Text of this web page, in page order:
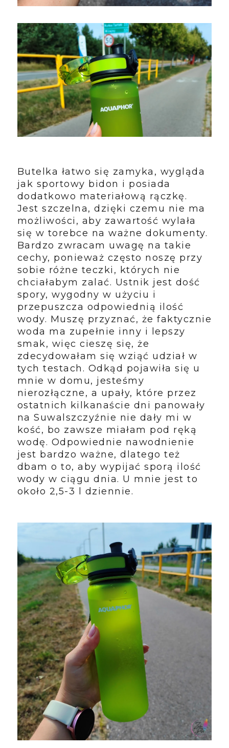
Butelka łatwo się zamyka, wygląda
jak sportowy bidon i posiada
dodatkowo materiałową rączkę.
Jest szczelna, dzięki czemu nie ma
możliwości, aby zawartość wylała
się w torebce na ważne dokumenty.
Bardzo zwracam uwagę na takie
cechy, ponieważ często noszę przy
sobie różne teczki, których nie
chciałabym zalać. Ustnik jest dość
spory, wygodny w użyciu i
przepuszcza odpowiednią ilość
wody. Muszę przyznać, że faktycznie
woda ma zupełnie inny i lepszy
smak, więc cieszę się, że
zdecydowałam się wziąć udział w
tych testach. Odkąd pojawiła się u
mnie w domu, jesteśmy
nierozłączne, a upały, które przez
ostatnich kilkanaście dni panowały
na Suwalszczyźnie nie dały mi w
kość, bo zawsze miałam pod ręką
wodę. Odpowiednie nawodnienie
jest bardzo ważne, dlatego też
dbam o to, aby wypijać sporą ilość
wody w ciągu dnia. U mnie jest to
około 2,5-3 l dziennie.